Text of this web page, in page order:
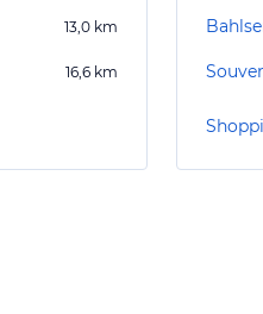
13,0 km
16,6 km